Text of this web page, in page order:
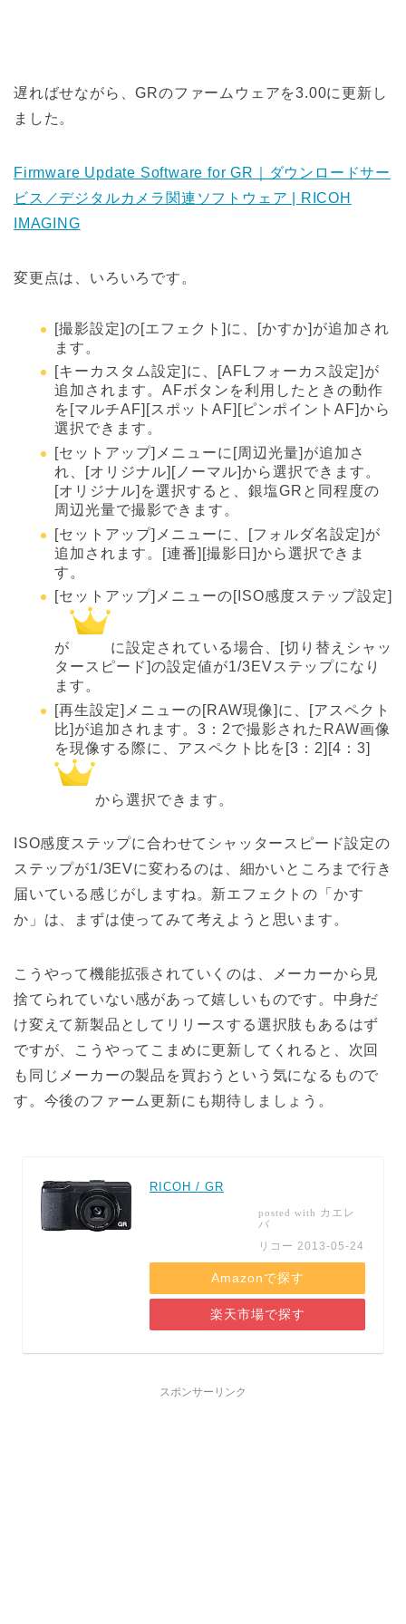
遅ればせながら、GRのファームウェアを3.00に更新し
ました。
Firmware Update Software for GR｜ダウンロードサー
ビス／デジタルカメラ関連ソフトウェア | RICOH
IMAGING
変更点は、いろいろです。
[撮影設定]の[エフェクト]に、[かすか]が追加され
ます。
[キーカスタム設定]に、[AFLフォーカス設定]が
追加されます。AFボタンを利用したときの動作
を[マルチAF][スポットAF][ピンポイントAF]から
選択できます。
[セットアップ]メニューに[周辺光量]が追加さ
れ、[オリジナル][ノーマル]から選択できます。
[オリジナル]を選択すると、銀塩GRと同程度の
周辺光量で撮影できます。
[セットアップ]メニューに、[フォルダ名設定]が
追加されます。[連番][撮影日]から選択できま
す。
[セットアップ]メニューの[ISO感度ステップ設定]
が
に設定されている場合、[切り替えシャッ
タースピード]の設定値が1/3EVステップになり
ます。
[再生設定]メニューの[RAW現像]に、[アスペクト
比]が追加されます。3：2で撮影されたRAW画像
を現像する際に、アスペクト比を[3：2][4：3]
から選択できます。
ISO感度ステップに合わせてシャッタースピード設定の
ステップが1/3EVに変わるのは、細かいところまで行き
届いている感じがしますね。新エフェクトの「かす
か」は、まずは使ってみて考えようと思います。
こうやって機能拡張されていくのは、メーカーから見
捨てられていない感があって嬉しいものです。中身だ
け変えて新製品としてリリースする選択肢もあるはず
ですが、こうやってこまめに更新してくれると、次回
も同じメーカーの製品を買おうという気になるもので
す。今後のファーム更新にも期待しましょう。
RICOH / GR
posted with カエレ
バ
リコー 2013-05-24
Amazonで探す
楽天市場で探す
スポンサーリンク